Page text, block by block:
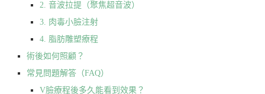
2. 音波拉提（聚焦超音波）
3. 肉毒小臉注射
4. 脂肪雕塑療程
術後如何照顧？
常見問題解答（FAQ）
V臉療程後多久能看到效果？